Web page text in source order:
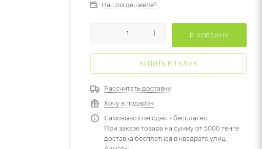
Нашли дешевле?
В КОРЗИНУ
КУПИТЬ В 1 КЛИК
Рассчитать доставку
Хочу в подарок
Самовывоз сегодня - бесплатно
При заказе товара на сумму от 5000 тенге
доставка бесплатная в квадрате улиц